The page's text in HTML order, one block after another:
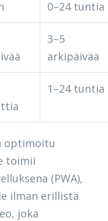
0–24 tuntia
3–5
arkipäivää
1–24 tuntia
optimoitu
toimii
(PWA),
ilman erillistä
joka